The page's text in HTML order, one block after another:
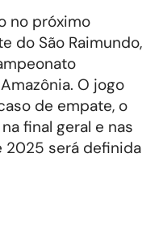
no próximo
do São Raimundo,
O jogo
de empate, o
final geral e nas
2025 será definida